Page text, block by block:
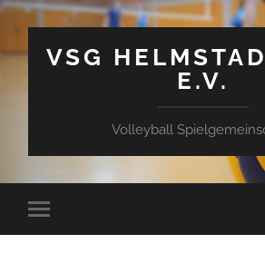
VSG
E.V.
Volleyball
Mobile-
Menü